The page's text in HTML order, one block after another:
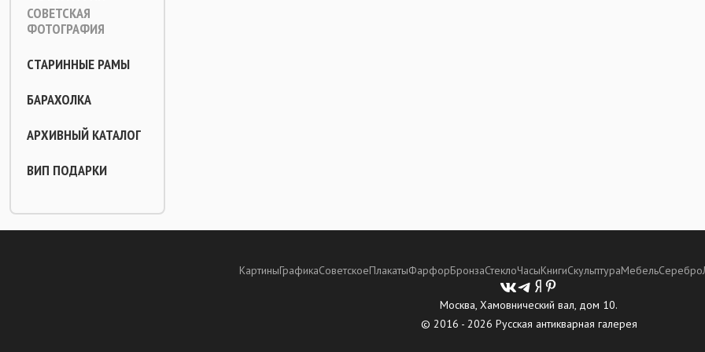
СОВЕТСКАЯ
ФОТОГРАФИЯ
СТАРИННЫЕ РАМЫ
БАРАХОЛКА
АРХИВНЫЙ КАТАЛОГ
ВИП ПОДАРКИ
КартиныГрафикаСоветскоеПлакатыФарфорБронзаСтеклоЧасыКнигиСкульптураМебельСеребро
Москва, Хамовнический вал, дом 10.
© 2016 - 2026 Русская антикварная галерея